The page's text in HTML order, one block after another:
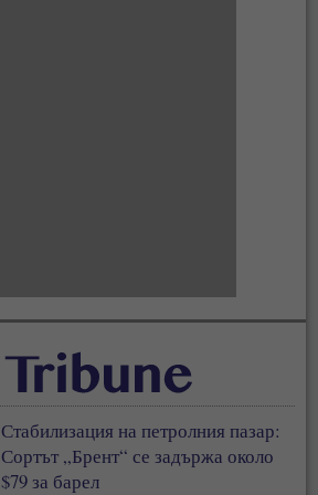
Стабилизация на петролния пазар:
Сортът „Брент“ се задържа около
$79 за барел